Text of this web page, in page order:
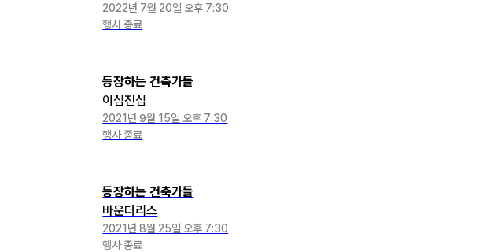
2022년 7월 20일 오후 7:30
행사 종료
등장하는 건축가들
이심전심
2021년 9월 15일 오후 7:30
행사 종료
등장하는 건축가들
바운더리스
2021년 8월 25일 오후 7:30
행사 종료